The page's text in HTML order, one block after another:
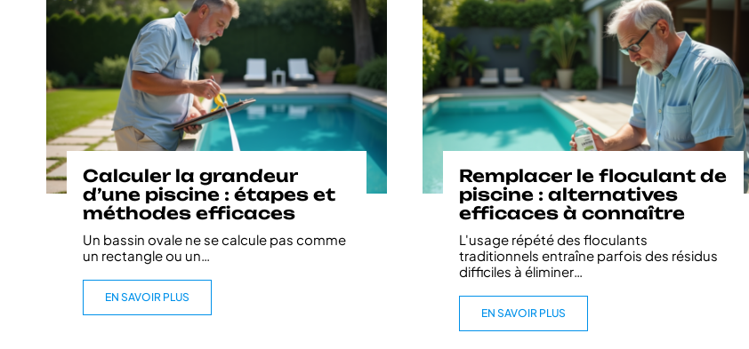
Calculer la grandeur
d’une piscine : étapes et
méthodes efficaces
Un bassin ovale ne se calcule pas comme
un rectangle ou un…
EN SAVOIR PLUS
Remplacer le floculant de
piscine : alternatives
efficaces à connaître
L'usage répété des floculants
traditionnels entraîne parfois des résidus
difficiles à éliminer…
EN SAVOIR PLUS